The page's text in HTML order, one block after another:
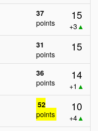
37
points
15
+3 ▲
31
points
15
36
points
14
+1 ▲
52
points
10
+4▲